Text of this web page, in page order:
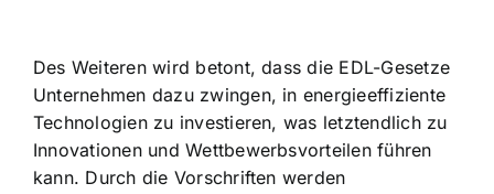
Des Weiteren wird betont, dass die EDL-Gesetze
Unternehmen dazu zwingen, in energieeffiziente
Technologien zu investieren, was letztendlich zu
Innovationen und Wettbewerbsvorteilen führen
kann. Durch die Vorschriften werden